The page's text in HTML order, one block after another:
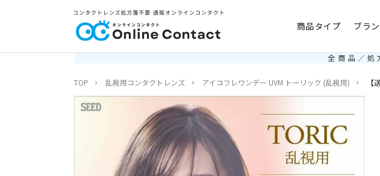
商品タイプ ブラ
全商品／処
TOP 乱視用コンタクトレンズ アイコフレワンデー UVM トーリック (乱視用) 【